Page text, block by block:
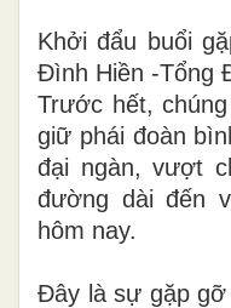
Khởi đẩu buổi
Đình Hiền -Tổng
Trước hết,
giữ phái đoàn
đại ngàn, vượt
đường dài đến
hôm nay.
Đây là sự gặp gỡ